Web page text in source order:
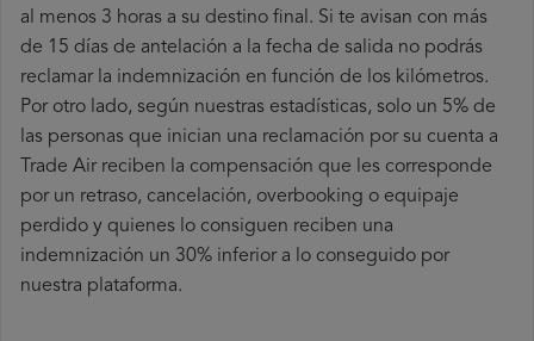
al menos 3 horas a su destino final. Si te avisan con más
de 15 días de antelación a la fecha de salida no podrás
reclamar la indemnización en función de los kilómetros.
Por otro lado, según nuestras estadísticas, solo un 5% de
las personas que inician una reclamación por su cuenta a
Trade Air reciben la compensación que les corresponde
por un retraso, cancelación, overbooking o equipaje
perdido y quienes lo consiguen reciben una
indemnización un 30% inferior a lo conseguido por
nuestra plataforma.